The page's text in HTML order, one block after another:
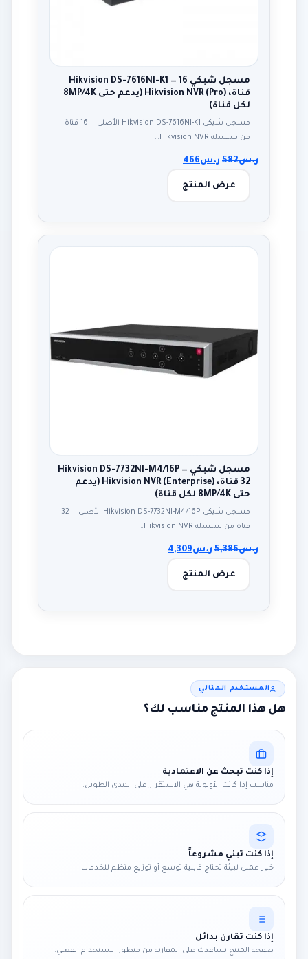
مسجل شبكي Hikvision DS-7616NI-K1 — 16
قناة، Hikvision NVR (Pro) (يدعم حتى 8MP/4K
لكل قناة)
مسجل شبكي Hikvision DS-7616NI-K1 الأصلي — 16 قناة
من سلسلة Hikvision NVR…
ر.س582 ر.س466
عرض المنتج
مسجل شبكي Hikvision DS-7732NI-M4/16P —
32 قناة، Hikvision NVR (Enterprise) (يدعم
حتى 8MP/4K لكل قناة)
مسجل شبكي Hikvision DS-7732NI-M4/16P الأصلي — 32
قناة من سلسلة Hikvision NVR…
ر.س5,386 ر.س4,309
عرض المنتج
المستخدم المثالي
هل هذا المنتج مناسب لك؟
إذا كنت تبحث عن الاعتمادية
مناسب إذا كانت الأولوية هي الاستقرار على المدى الطويل.
إذا كنت تبني مشروعاً
خيار عملي لبيئة تحتاج قابلية توسع أو توزيع منظم للخدمات.
إذا كنت تقارن بدائل
صفحة المنتج تساعدك على المقارنة من منظور الاستخدام الفعلي.